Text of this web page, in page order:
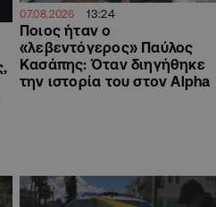
07.08.2026 13:24
Ποιος ήταν ο
«λεβεντόγερος» Παύλος
Κασάπης: Όταν διηγήθηκε
την ιστορία του στον Alpha